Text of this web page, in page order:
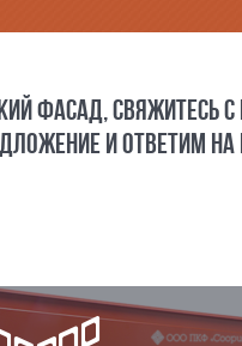
ФАСАД, СВЯЖИТЕСЬ
И ОТВЕТИМ НА